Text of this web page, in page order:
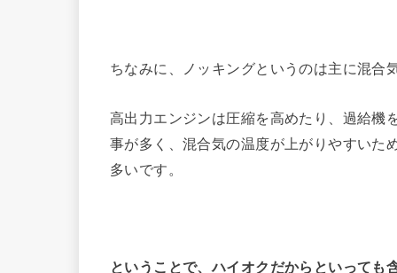
ちなみに、ノッキングというのは主に混合
高出力エンジンは圧縮を高めたり、過給機
事が多く、混合気の温度が上がりやすいた
多いです。
ということで、ハイオクだからといっても